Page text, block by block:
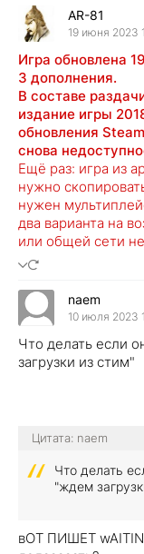
AR-81
19 июня 2023
Игра обновлена
3 дополнения.
В составе
издание игры
обновления
снова
Ещё раз: игра из
нужно
нужен
два варианта на
или общей сети
naem
10 июля 2023
Что делать если
загрузки из стим"
Цитата: naem
Что делать
"ждем
вОТ ПИШЕТ